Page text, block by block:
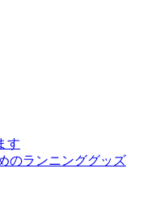
す
のランニンググッズ